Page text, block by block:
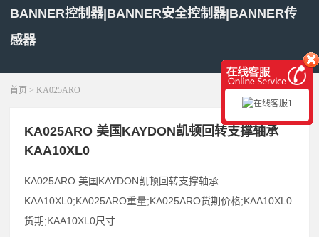
BANNER控制器|BANNER安全控制器|BANNER传
感器
展开菜单
首页 > KA025ARO
KA025ARO 美国KAYDON凯顿回转支撑轴承
KAA10XL0
KA025ARO 美国KAYDON凯顿回转支撑轴承
KAA10XL0;KA025ARO重量;KA025ARO货期价格;KAA10XL0
货期;KAA10XL0尺寸...